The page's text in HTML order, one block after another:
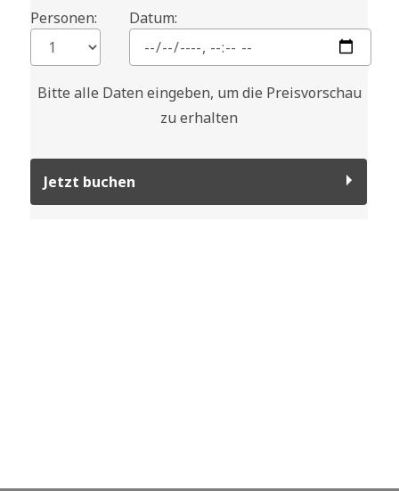
Personen:
Datum:
Bitte alle Daten eingeben, um die Preisvorschau
zu erhalten